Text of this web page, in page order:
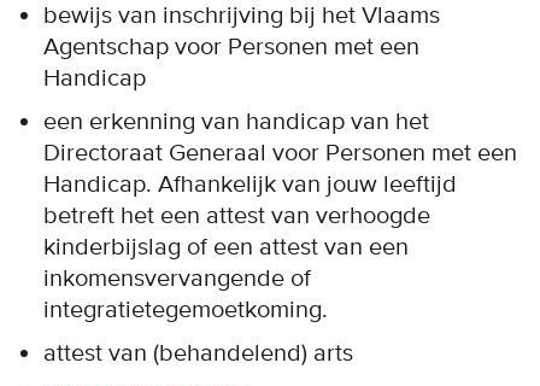
bewijs van inschrijving bij het Vlaams
Agentschap voor Personen met een
Handicap
een erkenning van handicap van het
Directoraat Generaal voor Personen met een
Handicap. Afhankelijk van jouw leeftijd
betreft het een attest van verhoogde
kinderbijslag of een attest van een
inkomensvervangende of
integratietegemoetkoming.
attest van (behandelend) arts